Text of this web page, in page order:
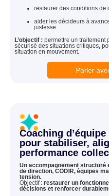
restaurer des conditions de
aider les décideurs à
justesse.
L’objectif : permettre un traitement
sécurisé des situations critiques,
situation en mouvement.
Parler
Coaching
pour stabiliser,
performance
Un accompagnement structuré
de direction, CODIR, équipes
tension.
Objectif : restaurer un
décisions et renforcer